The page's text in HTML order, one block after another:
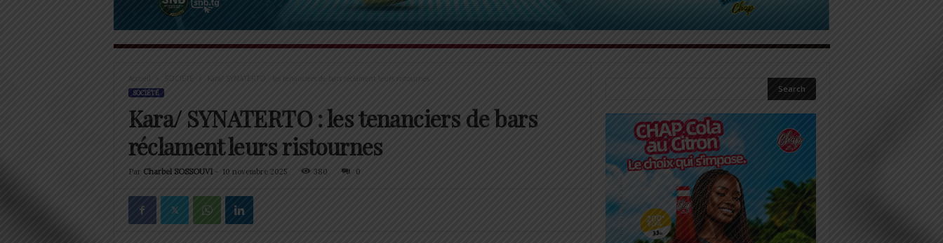
Accueil Kara/ SYNATERTO : les tenanciers de bars réclament leurs ristournes
SOCIÉTÉ
Kara/ SYNATERTO : les tenanciers de bars
réclament leurs ristournes
Par Charbel SOSSOUVI- 10 novembre 2025 380 0